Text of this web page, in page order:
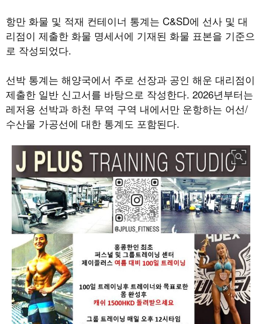
항만 화물 및 적재 컨테이너 통계는 C&SD에 선사 및 대
리점이 제출한 화물 명세서에 기재된 화물 표본을 기준으
로 작성되었다.
선박 통계는 해양국에서 주로 선장과 공인 해운 대리점이
제출한 일반 신고서를 바탕으로 작성한다. 2026년부터는
레저용 선박과 하천 무역 구역 내에서만 운항하는 어선/
수산물 가공선에 대한 통계도 포함된다.